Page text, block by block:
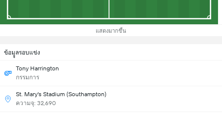
แสดงมากขึ้น
ข้อมููลรอบแข่ง
Tony Harrington
กรรมการ
St. Mary's Stadium (Southampton)
ความจุ: 32,690